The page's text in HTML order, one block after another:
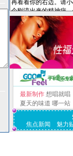
最新制作 想唱就唱
夏天的味道 哪一站
焦点新闻
魅力